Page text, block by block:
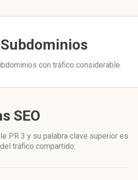
con tráfico considerable.
SEO
PR 3 y su palabra clave superior es
del tráfico compartido.